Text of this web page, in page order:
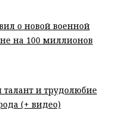
о новой военной
на 100 миллионов
и трудолюбие
(+ видео)